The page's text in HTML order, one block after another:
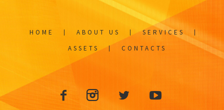
HOME ABOUT US
SERVICES
ASSETS
CONTACTS